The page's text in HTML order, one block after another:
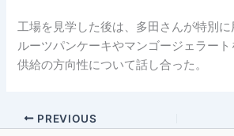
工場を見学した後は、多田さんが特別
ルーツパンケーキやマンゴージェラー
供給の方向性について話し合った。
PREVIOUS